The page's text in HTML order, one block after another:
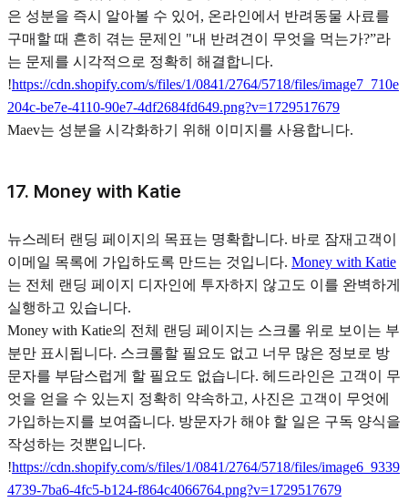
은 성분을 즉시 알아볼 수 있어, 온라인에서 반려동물 사료를
구매할 때 흔히 겪는 문제인 "내 반려견이 무엇을 먹는가?”라
는 문제를 시각적으로 정확히 해결합니다.
!https://cdn.shopify.com/s/files/1/0841/2764/5718/files/image7_710e
204c-be7e-4110-90e7-4df2684fd649.png?v=1729517679
Maev는 성분을 시각화하기 위해 이미지를 사용합니다.
17. Money with Katie
뉴스레터 랜딩 페이지의 목표는 명확합니다. 바로 잠재고객이
이메일 목록에 가입하도록 만드는 것입니다. Money with Katie
는 전체 랜딩 페이지 디자인에 투자하지 않고도 이를 완벽하게
실행하고 있습니다.
Money with Katie의 전체 랜딩 페이지는 스크롤 위로 보이는 부
분만 표시됩니다. 스크롤할 필요도 없고 너무 많은 정보로 방
문자를 부담스럽게 할 필요도 없습니다. 헤드라인은 고객이 무
엇을 얻을 수 있는지 정확히 약속하고, 사진은 고객이 무엇에
가입하는지를 보여줍니다. 방문자가 해야 할 일은 구독 양식을
작성하는 것뿐입니다.
!https://cdn.shopify.com/s/files/1/0841/2764/5718/files/image6_9339
4739-7ba6-4fc5-b124-f864c4066764.png?v=1729517679